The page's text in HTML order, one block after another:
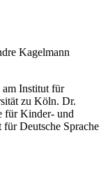
Kagelmann
Institut für
zu Köln. Dr.
für Kinder- und
Deutsche Sprache